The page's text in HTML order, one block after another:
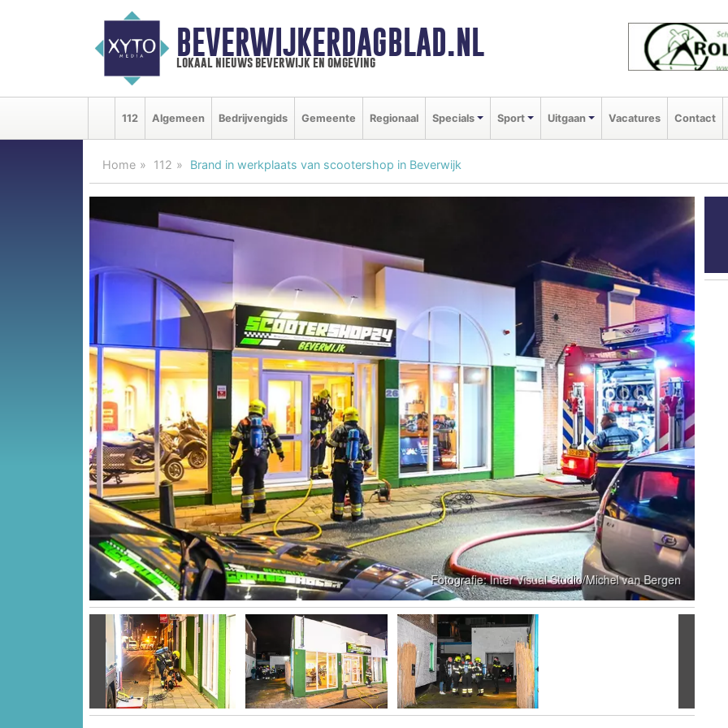
BEVERWIJKERDAGBLAD.NL
lokaal nieuws beverwijk en omgeving
112 Algemeen Bedrijvengids Gemeente Regionaal Specials Sport Uitgaan Vacatures Contact
Home 112 Brand in werkplaats van scootershop in Beverwijk
Vorige